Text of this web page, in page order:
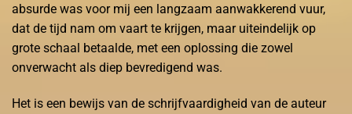
absurde was voor mij een langzaam aanwakkerend vuur,
dat de tijd nam om vaart te krijgen, maar uiteindelijk op
grote schaal betaalde, met een oplossing die zowel
onverwacht als diep bevredigend was.
Het is een bewijs van de schrijfvaardigheid van de auteur